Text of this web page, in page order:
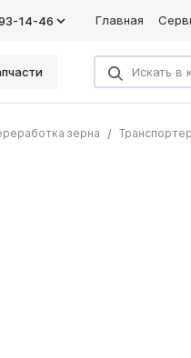
14-46 Главная
зерна